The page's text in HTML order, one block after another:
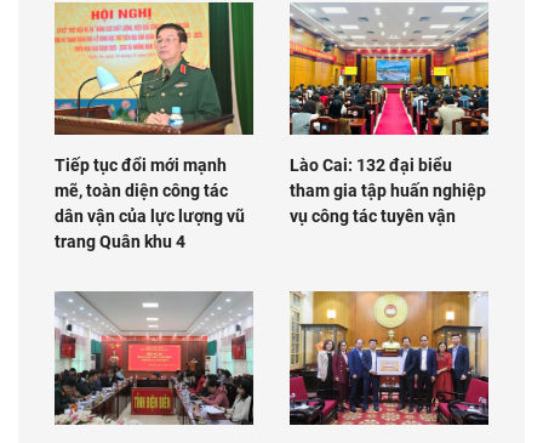
Tiếp tục đổi mới mạnh
mẽ, toàn diện công tác
dân vận của lực lượng vũ
trang Quân khu 4
Lào Cai: 132 đại biểu
tham gia tập huấn nghiệp
vụ công tác tuyên vận